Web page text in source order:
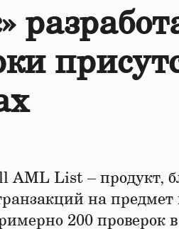
AML List – продукт,
на предмет
200 проверок в